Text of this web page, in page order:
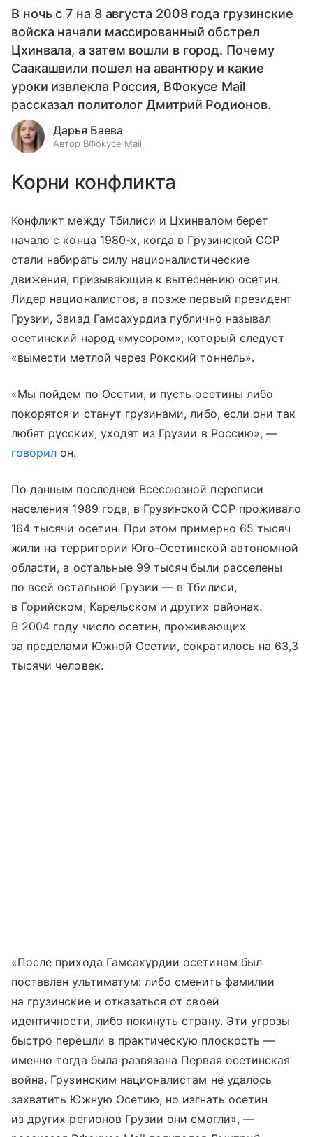
В ночь с 7 на 8 августа 2008 года грузинские
войска начали массированный обстрел
Цхинвала, а затем вошли в город. Почему
Саакашвили пошел на авантюру и какие
уроки извлекла Россия, ВФокусе Mail
рассказал политолог Дмитрий Родионов.
Дарья Баева
Автор ВФокусе Mail
Корни конфликта
Конфликт между Тбилиси и Цхинвалом берет
начало с конца 1980-х, когда в Грузинской ССР
стали набирать силу националистические
движения, призывающие к вытеснению осетин.
Лидер националистов, а позже первый президент
Грузии, Звиад Гамсахурдиа публично называл
осетинский народ «мусором», который следует
«вымести метлой через Рокский тоннель».
«Мы пойдем по Осетии, и пусть осетины либо
покорятся и станут грузинами, либо, если они так
любят русских, уходят из Грузии в Россию», —
говорил он.
По данным последней Всесоюзной переписи
населения 1989 года, в Грузинской ССР проживало
164 тысячи осетин. При этом примерно 65 тысяч
жили на территории Юго-Осетинской автономной
области, а остальные 99 тысяч были расселены
по всей остальной Грузии — в Тбилиси,
в Горийском, Карельском и других районах.
В 2004 году число осетин, проживающих
за пределами Южной Осетии, сократилось на 63,3
тысячи человек.
«После прихода Гамсахурдии осетинам был
поставлен ультиматум: либо сменить фамилии
на грузинские и отказаться от своей
идентичности, либо покинуть страну. Эти угрозы
быстро перешли в практическую плоскость —
именно тогда была развязана Первая осетинская
война. Грузинским националистам не удалось
захватить Южную Осетию, но изгнать осетин
из других регионов Грузии они смогли», —